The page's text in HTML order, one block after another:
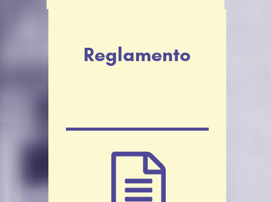
Reglamento